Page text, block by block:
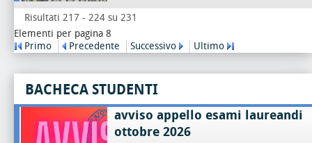
Risultati 217 - 224 su 231
Elementi per pagina 8
Primo
Precedente Successivo Ultimo
BACHECA STUDENTI
avviso appello esami laureandi
ottobre 2026